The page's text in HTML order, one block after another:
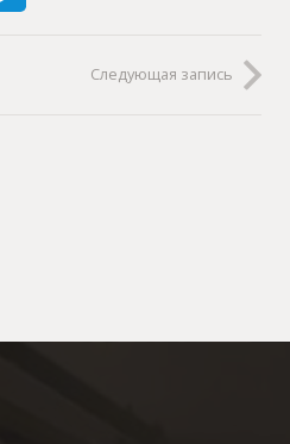
Следующая запись